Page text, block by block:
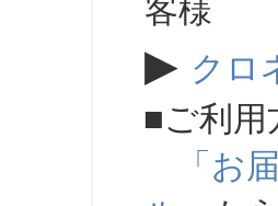
客様
▶ クロ
■ご利用
「お